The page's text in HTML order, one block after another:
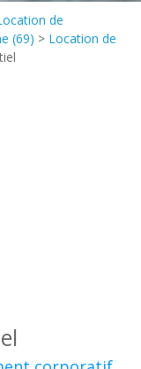
de
(69) > Location de